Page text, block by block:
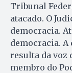
Tribunal
atacado. O
democracia.
democracia.
resulta da voz
membro do